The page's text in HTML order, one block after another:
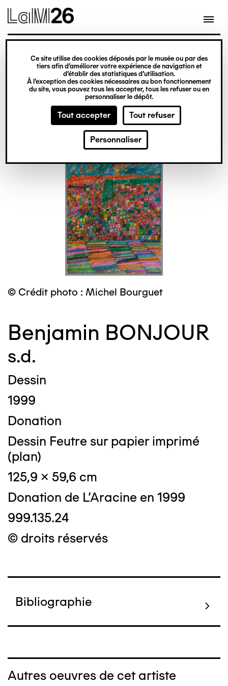
Gestion des cookies
Ce site utilise des cookies déposés par le musée ou par des
tiers afin d’améliorer votre expérience de navigation et
d’établir des statistiques d’utilisation.
À l’exception des cookies nécessaires au bon fonctionnement
du site, vous pouvez tous les accepter, tous les refuser ou en
personnaliser le dépôt.
Tout accepter Tout refuser
Personnaliser
contenu
© Crédit photo : Michel Bourguet
Benjamin BONJOUR
s.d.
Dessin
1999
Donation
Dessin Feutre sur papier imprimé
(plan)
125,9 x 59,6 cm
Donation de L'Aracine en 1999
999.135.24
© droits réservés
Bibliographie
Autres oeuvres de cet artiste